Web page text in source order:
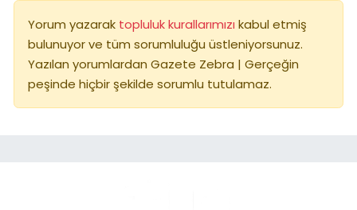
Yorum yazarak topluluk kurallarımızı kabul etmiş
bulunuyor ve tüm sorumluluğu üstleniyorsunuz.
Yazılan yorumlardan Gazete Zebra | Gerçeğin
peşinde hiçbir şekilde sorumlu tutulamaz.